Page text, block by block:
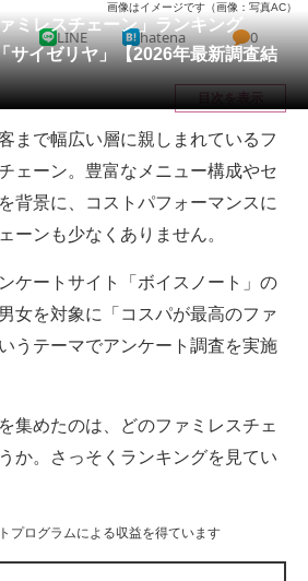
ページ
レンド
ント
ティ
かる
ミレスチェーン」ランキング
イゼリヤ」【2026年最新調査結
画像はイメージです（画像：写真AC）
LINE hatena 0
目次を表示
まで幅広い層に親しまれているフ
ェーン。豊富なメニュー構成やセ
背景に、コストパフォーマンスに
ーンも少なくありません。
ケートサイト「ボイスノート」の
女を対象に「コスパが最高のファ
うテーマでアンケート調査を実施
集めたのは、どのファミレスチェ
か。さっそくランキングを見てい
プログラムによる収益を得ています